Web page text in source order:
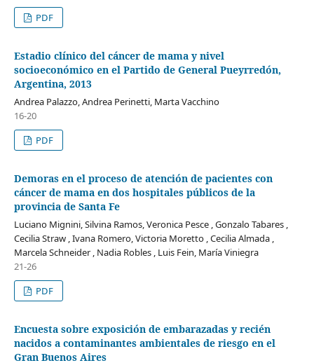
PDF
Estadio clínico del cáncer de mama y nivel
socioeconómico en el Partido de General Pueyrredón,
Argentina, 2013
Andrea Palazzo, Andrea Perinetti, Marta Vacchino
16-20
PDF
Demoras en el proceso de atención de pacientes con
cáncer de mama en dos hospitales públicos de la
provincia de Santa Fe
Luciano Mignini, Silvina Ramos, Veronica Pesce , Gonzalo Tabares ,
Cecilia Straw , Ivana Romero, Victoria Moretto , Cecilia Almada ,
Marcela Schneider , Nadia Robles , Luis Fein, María Viniegra
21-26
PDF
Encuesta sobre exposición de embarazadas y recién
nacidos a contaminantes ambientales de riesgo en el
Gran Buenos Aires